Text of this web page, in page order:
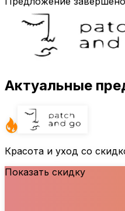
Актуальные
Красота и уход со
Показать скидку